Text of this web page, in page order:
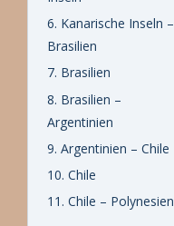
6. Kanarische Inseln –
Brasilien
7. Brasilien
8. Brasilien –
Argentinien
9. Argentinien – Chile
10. Chile
11. Chile – Polynesien